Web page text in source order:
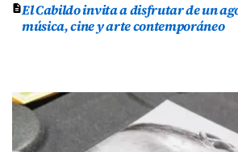
El Cabildo invita a disfrutar de un
música, cine y arte contemporáneo